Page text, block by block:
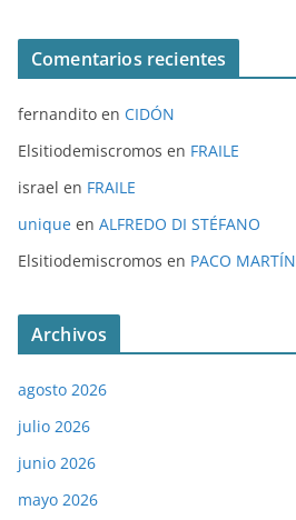
Comentarios recientes
fernandito en CIDÓN
Elsitiodemiscromos en FRAILE
israel en FRAILE
unique en ALFREDO DI STÉFANO
Elsitiodemiscromos en PACO
Archivos
agosto 2026
julio 2026
junio 2026
mayo 2026